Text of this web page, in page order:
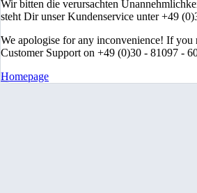
Wir bitten die verursachten
steht Dir unser Kundenservice unter +49
We apologise for any inconvenience! If you
Customer Support on +49 (0)30 - 81097 -
Homepage